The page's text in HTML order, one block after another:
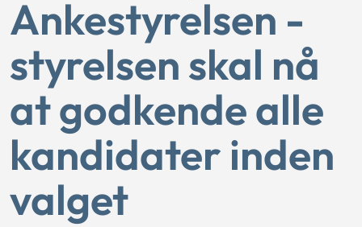
Ankestyrelsen -
styrelsen skal nå
at godkende alle
kandidater inden
valget